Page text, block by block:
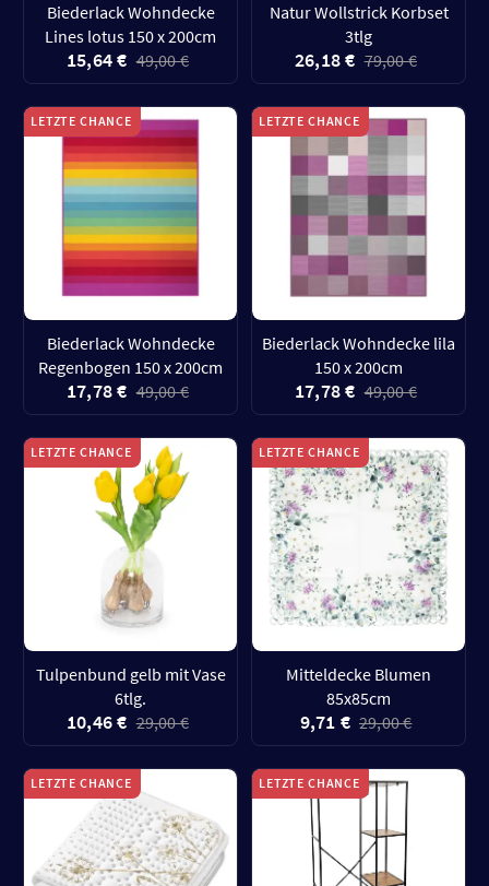
Biederlack Wohndecke
Lines lotus 150 x 200cm
15,64 € 49,00 €
Natur Wollstrick Korbset
3tlg
26,18 € 79,00 €
LETZTE CHANCE
Biederlack Wohndecke
Regenbogen 150 x 200cm
17,78 € 49,00 €
LETZTE CHANCE
Biederlack Wohndecke lila
150 x 200cm
17,78 € 49,00 €
LETZTE CHANCE
Tulpenbund gelb mit Vase
6tlg.
10,46 € 29,00 €
LETZTE CHANCE
Mitteldecke Blumen
85x85cm
9,71 € 29,00 €
LETZTE CHANCE LETZTE CHANCE